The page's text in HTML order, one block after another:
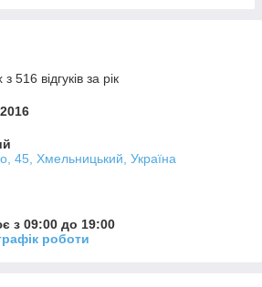
516 відгуків за рік
45, Хмельницький, Україна
з 09:00 до 19:00
роботи